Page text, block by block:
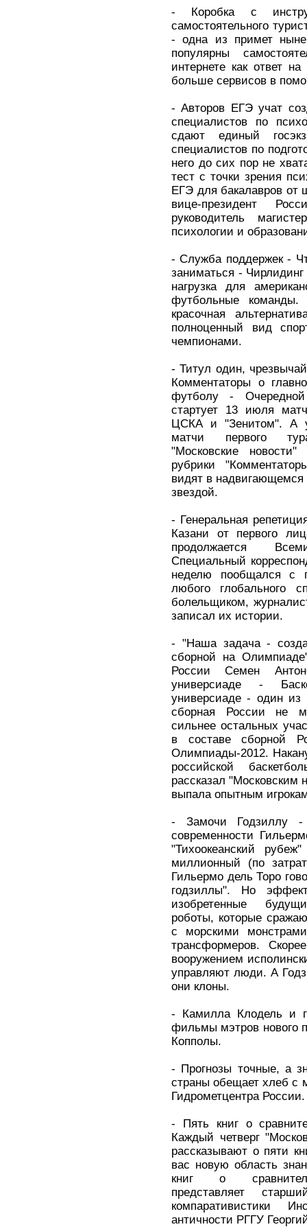
- Коробка с
самостоятельного
- одна из примет
популярны
интернете как ответ
больше сервисов в
- Авторов ЕГЭ учат
специалистов по
сдают единый
специалистов по
него до сих пор не
тест с точки зрения
ЕГЭ для бакалавров от
вице-президент
руководитель
психологии и
- Служба поддержек -
заниматься -
нагрузка для
футбольные
красочная
полноценный вид
чемпионами.
- Титул один,
Комментаторы о
футболу -
стартует 13 июля
ЦСКА и "Зенитом". А
матчи первого
"Московские
рубрики
видят в надвигающемся
звездой.
- Генеральная
Казани от первого
продолжается
Специальный
неделю пообщался с
любого глобального
болельщиком,
записал их истории.
- "Наша задача -
сборной на
России Семен
универсиаде -
универсиаде - один из
сборная России не
сильнее остальных
в составе сборной
Олимпиады-2012.
российской
рассказал "Московским
выпала опытным
- Замочи Годзиллу
современности
"Тихоокеанский
миллионный (по
Гильермо дель Торо
годзиллы". Но
изобретенные
роботы, которые
с морскими
трансформеров.
вооружением
управляют люди. А
они клоны.
- Камилла Клодель и
фильмы мэтров нового
Копполы.
- Прогнозы точные, а
страны обещает хлеб с
Гидрометцентра России.
- Пять книг о
Каждый четверг
рассказывают о пяти
вас новую область
книг о
представляет
компаративистики
античности РГГУ